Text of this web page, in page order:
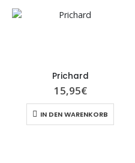
Prichard
15,95€
IN DEN WARENKORB